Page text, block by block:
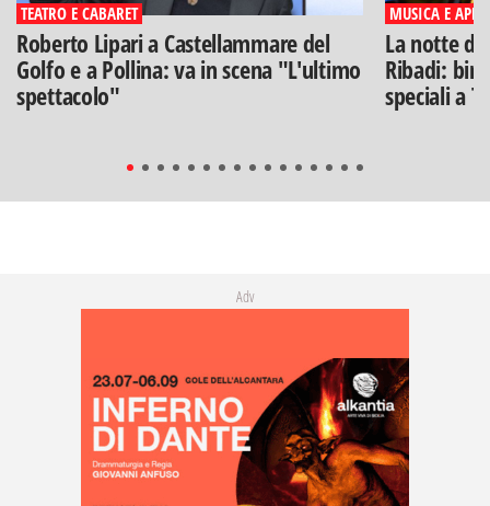
TEATRO E CABARET
Roberto Lipari a Castellammare del
Golfo e a Pollina: va in scena "L'ultimo
spettacolo"
MUSICA E
La notte di
Ribadi:
speciali a
Adv